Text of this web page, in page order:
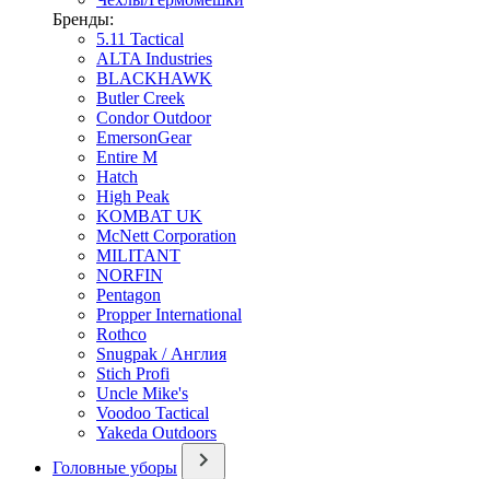
Бренды:
5.11 Tactical
ALTA Industries
BLACKHAWK
Butler Creek
Condor Outdoor
EmersonGear
Entire M
Hatch
High Peak
KOMBAT UK
McNett Corporation
MILITANT
NORFIN
Pentagon
Propper International
Rothco
Snugpak / Англия
Stich Profi
Uncle Mike's
Voodoo Tactical
Yakeda Outdoors
Головные уборы